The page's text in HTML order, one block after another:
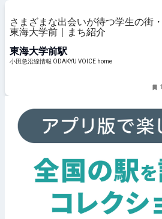
さまざまな出会いが待つ学生の街・
東海大学前｜まち紹介
東海大学前駅
小田急沿線情報 ODAKYU VOICE home
1